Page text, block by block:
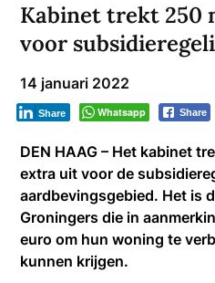
Kabinet trekt 250
voor
14 januari 2022
Whatsapp Share
Share
DEN HAAG – Het kabinet
extra uit voor de
aardbevingsgebied. Het is
Groningers die in
euro om hun woning te
kunnen krijgen.